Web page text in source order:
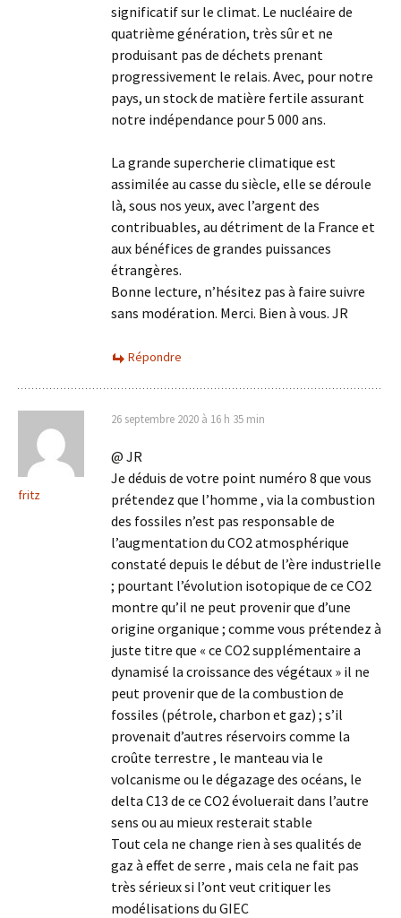
significatif sur le climat. Le nucléaire de
quatrième génération, très sûr et ne
produisant pas de déchets prenant
progressivement le relais. Avec, pour notre
pays, un stock de matière fertile assurant
notre indépendance pour 5 000 ans.
La grande supercherie climatique est
assimilée au casse du siècle, elle se déroule
là, sous nos yeux, avec l’argent des
contribuables, au détriment de la France et
aux bénéfices de grandes puissances
étrangères.
Bonne lecture, n’hésitez pas à faire suivre
sans modération. Merci. Bien à vous. JR
Répondre
fritz
26 septembre 2020 à 16 h 35 min
@ JR
Je déduis de votre point numéro 8 que vous
prétendez que l’homme , via la combustion
des fossiles n’est pas responsable de
l’augmentation du CO2 atmosphérique
constaté depuis le début de l’ère industrielle
; pourtant l’évolution isotopique de ce CO2
montre qu’il ne peut provenir que d’une
origine organique ; comme vous prétendez à
juste titre que « ce CO2 supplémentaire a
dynamisé la croissance des végétaux » il ne
peut provenir que de la combustion de
fossiles (pétrole, charbon et gaz) ; s’il
provenait d’autres réservoirs comme la
croûte terrestre , le manteau via le
volcanisme ou le dégazage des océans, le
delta C13 de ce CO2 évoluerait dans l’autre
sens ou au mieux resterait stable
Tout cela ne change rien à ses qualités de
gaz à effet de serre , mais cela ne fait pas
très sérieux si l’ont veut critiquer les
modélisations du GIEC